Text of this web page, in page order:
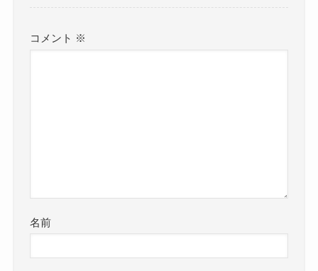
コメント ※
名前